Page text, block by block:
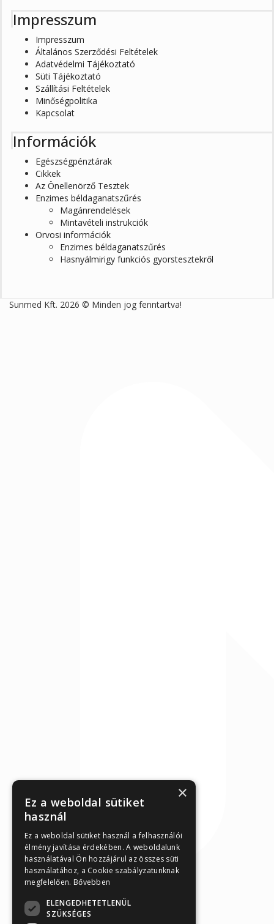
Impresszum
Impresszum
Általános Szerződési Feltételek
Adatvédelmi Tájékoztató
Süti Tájékoztató
Szállítási Feltételek
Minőségpolitika
Kapcsolat
Információk
Egészségpénztárak
Cikkek
Az Önellenörző Tesztek
Enzimes béldaganatszűrés
Magánrendelések
Mintavételi instrukciók
Orvosi információk
Enzimes béldaganatszűrés
Hasnyálmirigy funkciós gyorstesztekről
Sunmed Kft. 2026 © Minden jog fenntartva!
×
Ez a weboldal sütiket
használ
Ez a weboldal sütiket használ a felhasználói
élmény javítása érdekében. A weboldalunk
használatával Ön hozzájárul az összes süti
használatához, a Cookie szabályzatunknak
megfelelően. Bővebben
ELENGEDHETETLENÜL
SZÜKSÉGES